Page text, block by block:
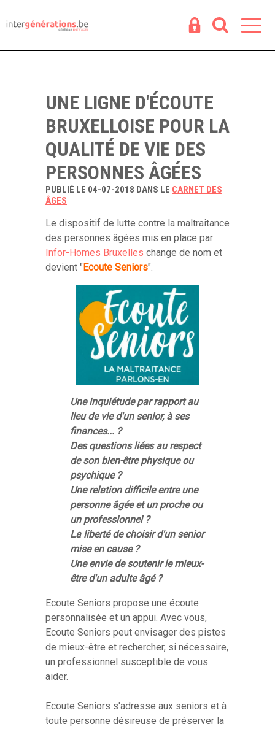
UNE LIGNE D'ÉCOUTE
BRUXELLOISE POUR LA
QUALITÉ DE VIE DES
PERSONNES ÂGÉES
PUBLIÉ LE 04-07-2018 DANS LE CARNET DES
ÂGES
Le dispositif de lutte contre la maltraitance
des personnes âgées mis en place par
Infor-Homes Bruxelles change de nom et
devient "Ecoute Seniors".
Une inquiétude par rapport au
lieu de vie d'un senior, à ses
finances... ?
Des questions liées au respect
de son bien-être physique ou
psychique ?
Une relation difficile entre une
personne âgée et un proche ou
un professionnel ?
La liberté de choisir d'un senior
mise en cause ?
Une envie de soutenir le mieux-
être d'un adulte âgé ?
Ecoute Seniors propose une écoute
personnalisée et un appui. Avec vous,
Ecoute Seniors peut envisager des pistes
de mieux-être et rechercher, si nécessaire,
un professionnel susceptible de vous
aider.
Ecoute Seniors s'adresse aux seniors et à
toute personne désireuse de préserver la